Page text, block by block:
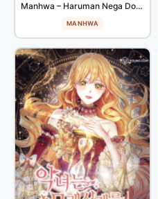
Manhwa – Haruman Nega Doego Sipeo
MANHWA